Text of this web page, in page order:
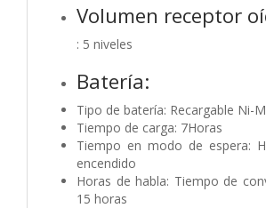
Volumen receptor
: 5 niveles
Batería:
Tipo de batería: Recargable Ni-
Tiempo de carga: 7Horas
Tiempo en modo de espera:
encendido
Horas de habla: Tiempo de
15 horas